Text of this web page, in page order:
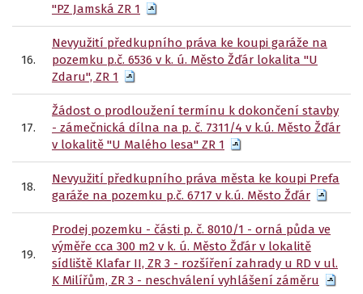
"PZ Jamská ZR 1
16.
Nevyužití předkupního práva ke koupi garáže na
pozemku p.č. 6536 v k. ú. Město Žďár lokalita "U
Zdaru", ZR 1
17.
Žádost o prodloužení termínu k dokončení stavby
- zámečnická dílna na p. č. 7311/4 v k.ú. Město Žďár
v lokalitě "U Malého lesa" ZR 1
18.
Nevyužití předkupního práva města ke koupi Prefa
garáže na pozemku p.č. 6717 v k.ú. Město Žďár
19.
Prodej pozemku - části p. č. 8010/1 - orná půda ve
výměře cca 300 m2 v k. ú. Město Žďár v lokalitě
sídliště Klafar II, ZR 3 - rozšíření zahrady u RD v ul.
K Milířům, ZR 3 - neschválení vyhlášení záměru